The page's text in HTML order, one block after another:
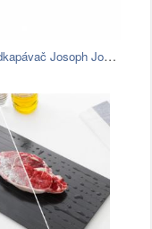
Čierny odkapávač Josoph Josoph Flin-Up